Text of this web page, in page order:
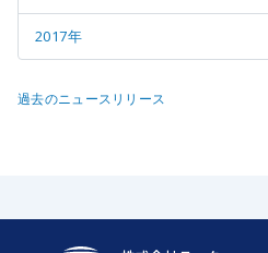
2017年
過去のニュースリリース